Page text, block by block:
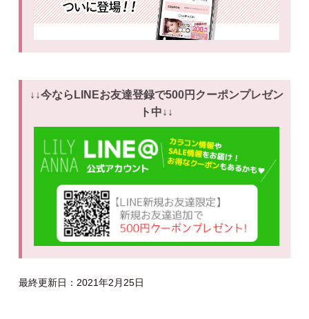
↓↓今ならLINEお友達登録で500円クーポンプレゼン
ト中↓↓
最終更新日：2021年2月25日